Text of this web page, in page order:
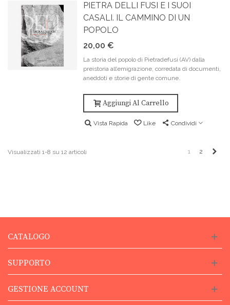
PIETRA DELLI FUSI E I SUOI
CASALI. IL CAMMINO DI UN
POPOLO
20,00 €
La storia del popolo di Pietradefusi (AV) dalla
preistoria all’emigrazione, corredata di documenti,
aneddoti e storie di gente comune.
Aggiungi Al Carrello
Vista Rapida Like Condividi
Visualizzati 1-8 su 12 articoli 1 2
CATALOGO
SUPPORTO
GESTIONE ACCOUNT